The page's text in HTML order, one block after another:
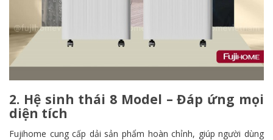
2. Hệ sinh thái 8 Model – Đáp ứng mọi
diện tích
Fujihome cung cấp dải sản phẩm hoàn chỉnh, giúp người dùng